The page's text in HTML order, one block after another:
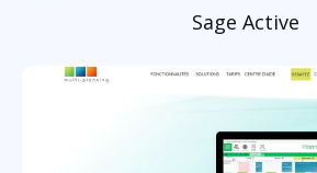
Sage Active